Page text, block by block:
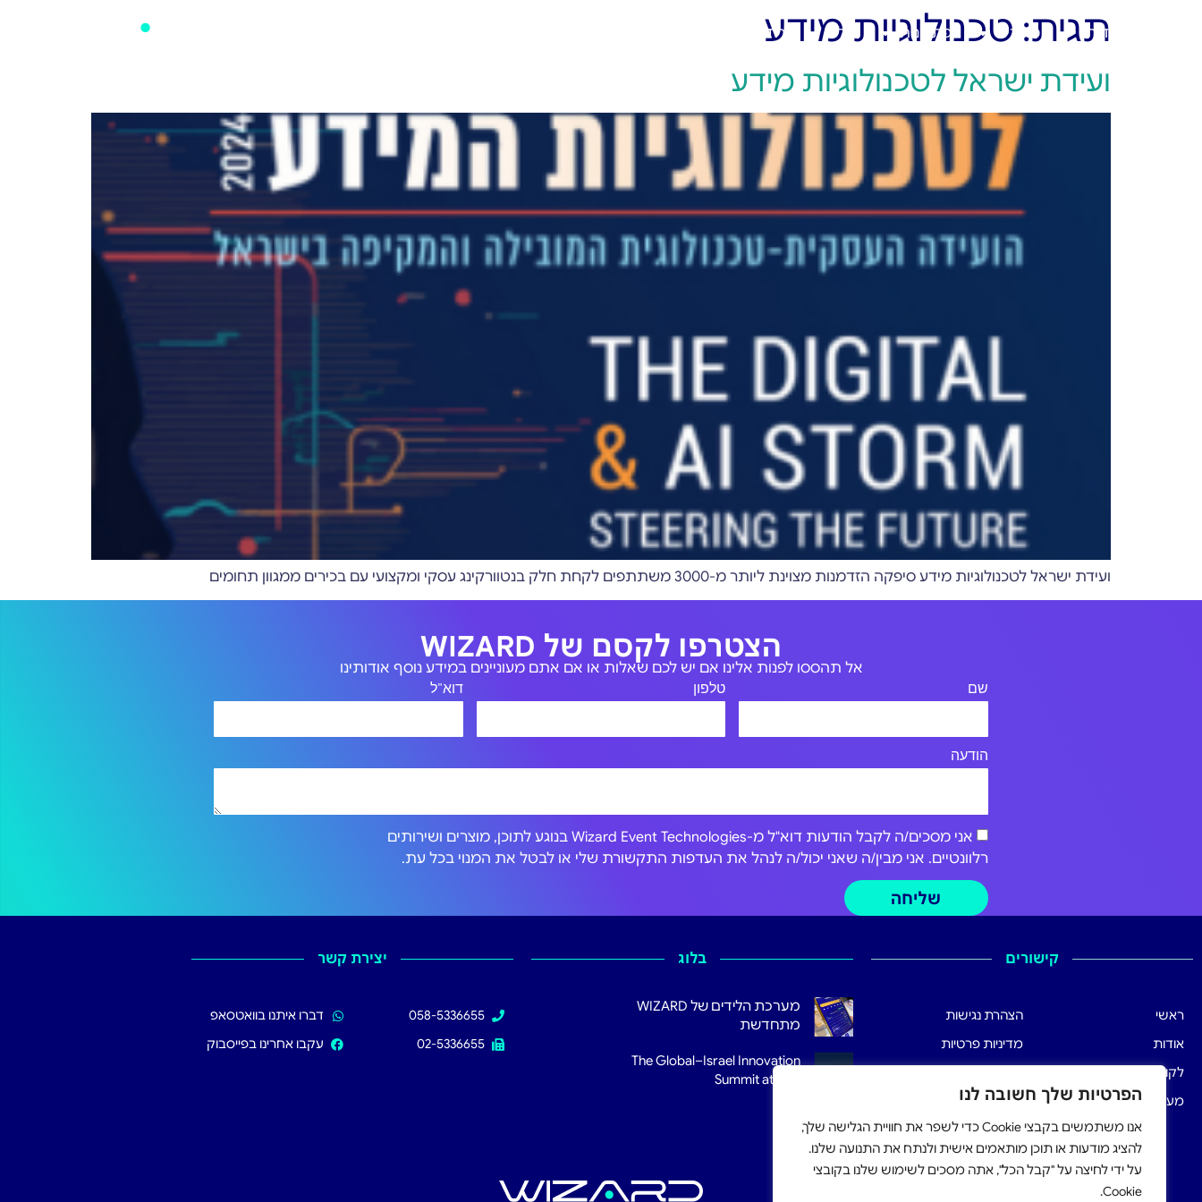
הפרטיות שלך חשובה לנו
אנו משתמשים בקבצי Cookie כדי לשפר את חוויית הגלישה שלך,
להציג מודעות או תוכן מותאמים אישית ולנתח את התנועה שלנו.
על ידי לחיצה על "קבל הכל", אתה מסכים לשימוש שלנו בקובצי
Cookie.
אודות מוצרים פתרונות בלוג יצירת קשר תגית: טכנולוגיות מידע
ועידת ישראל לטכנולוגיות מידע
ועידת ישראל לטכנולוגיות מידע סיפקה הזדמנות מצוינת ליותר מ-3000 משתתפים לקחת חלק בנטוורקינג עסקי ומקצועי עם בכירים ממגוון תחומים
הצטרפו לקסם של WIZARD
אל תהססו לפנות אלינו אם יש לכם שאלות או אם אתם מעוניינים במידע נוסף אודותינו
שם
טלפון דוא"ל
הודעה
אני מסכים/ה לקבל הודעות דוא"ל מ-Wizard Event Technologies בנוגע לתוכן, מוצרים ושירותים
רלוונטיים. אני מבין/ה שאני יכול/ה לנהל את העדפות התקשורת שלי או לבטל את המנוי בכל עת.
שליחה
קישורים
ראשי
אודות
לקוחותינו
מערכת הרישום
הצהרת נגישות
מדיניות פרטיות
בלוג
מערכת הלידים של WIZARD
מתחדשת
The Global–Israel Innovation
Summit at RSA
יצירת קשר
058-5336655
02-5336655
דברו איתנו בוואטסאפ
עקבו אחרינו בפייסבוק